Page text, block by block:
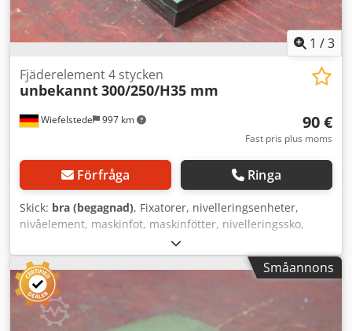
1 /3
Wiefelstede 997 km
Fjäderelement 4 stycken
unbekannt300/250/H35 mm
90 €
Fast pris plus moms
Förfråga Ringa
Skick: bra (begagnad), Fixatorer, nivelleringsenheter,
nivåelement, maskinfot, maskinfötter, nivelleringssko,
maskinfundament, nivelleringssko, kilskor, maskinstöd,
nivelleringsfot, fjäderelement Dkodpfx Ahswvficokjr -
Fjäderelement: 4 maskinfötter för verktygsmaskiner och
anläggningar - Anläggningsyta: 300 x 250 mm - Bygghöjd:
35 mm - Pris: komplett - Mått per styck: 300/250/H35 mm -
Vikt: 13,3 kg/st
Småannons